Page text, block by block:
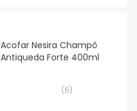
Acofar Nesira Champô
Antiqueda Forte 400ml
(6)